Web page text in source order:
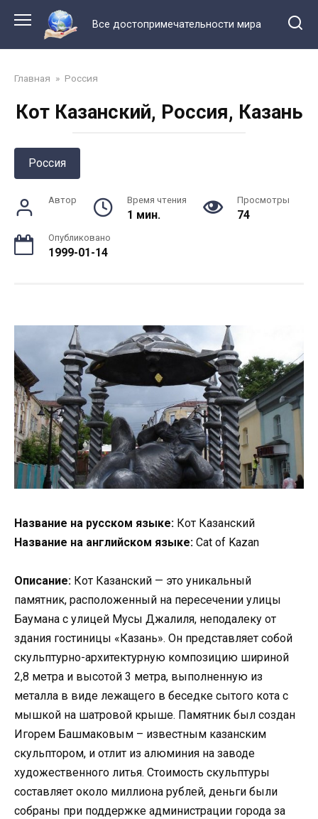
контенту
Все достопримечательности мира
Главная » Россия
Кот Казанский, Россия, Казань
Россия
Автор Время чтения
1 мин.
Просмотры
74
Опубликовано
1999-01-14
Название на русском языке: Кот Казанский
Название на английском языке: Cat of Kazan
Описание: Кот Казанский — это уникальный
памятник, расположенный на пересечении улицы
Баумана с улицей Мусы Джалиля, неподалеку от
здания гостиницы «Казань». Он представляет собой
скульптурно-архитектурную композицию шириной
2,8 метра и высотой 3 метра, выполненную из
металла в виде лежащего в беседке сытого кота с
мышкой на шатровой крыше. Памятник был создан
Игорем Башмаковым – известным казанским
скульптором, и отлит из алюминия на заводе
художественного литья. Стоимость скульптуры
составляет около миллиона рублей, деньги были
собраны при поддержке администрации города за